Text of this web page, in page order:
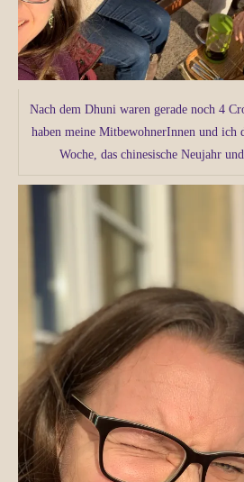
Nach dem Dhuni waren gerade noch 4
haben meine MitbewohnerInnen und ich
Woche, das chinesische Neujahr